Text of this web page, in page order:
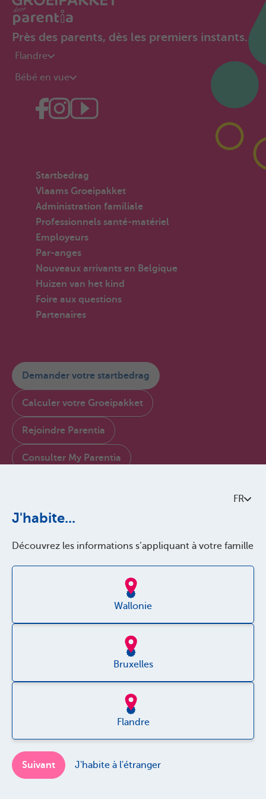
FR
J'habite...
Découvrez les informations s’appliquant à votre famille
Wallonie
Bruxelles
Flandre
Suivant J'habite à l'étranger
Près des parents, dès les premiers instants.
Flandre
Bébé en vue
Startbedrag
Vlaams Groeipakket
Administration familiale
Professionnels santé-matériel
Employeurs
Par-anges
Nouveaux arrivants en Belgique
Huizen van het kind
Foire aux questions
Partenaires
Demander votre startbedrag
Calculer votre Groeipakket
Rejoindre Parentia
Consulter My Parentia
À propos de Parentia
Accessibilité
Cookies